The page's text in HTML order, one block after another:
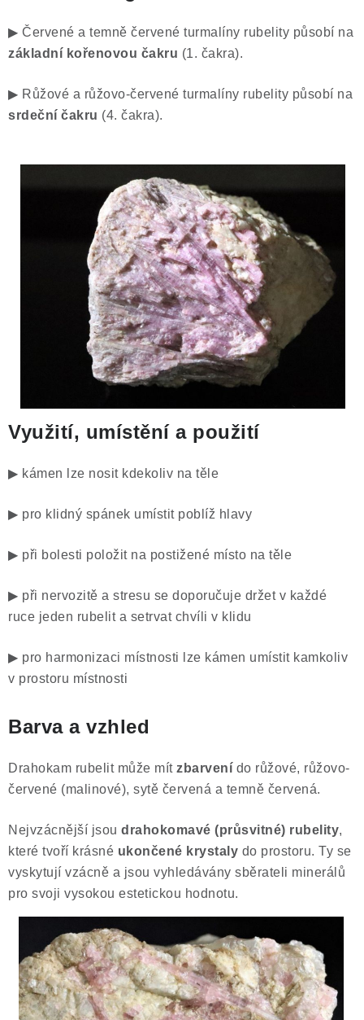
▶ Červené a temně červené turmalíny rubelity působí na
základní kořenovou čakru (1. čakra).
▶ Růžové a růžovo-červené turmalíny rubelity působí na
srdeční čakru (4. čakra).
Využití, umístění a použití
▶ kámen lze nosit kdekoliv na těle
▶ pro klidný spánek umístit poblíž hlavy
▶ při bolesti položit na postižené místo na těle
▶ při nervozitě a stresu se doporučuje držet v každé
ruce jeden rubelit a setrvat chvíli v klidu
▶ pro harmonizaci místnosti lze kámen umístit kamkoliv
v prostoru místnosti
Barva a vzhled
Drahokam rubelit může mít zbarvení do růžové, růžovo-
červené (malinové), sytě červená a temně červená.
Nejvzácnější jsou drahokomavé (průsvitné) rubelity,
které tvoří krásné ukončené krystaly do prostoru. Ty se
vyskytují vzácně a jsou vyhledávány sběrateli minerálů
pro svoji vysokou estetickou hodnotu.